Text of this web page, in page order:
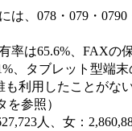
、078・079・0790
率は65.6%、FAXの
、タブレット型端
利用したことがな
参照）
人、女：